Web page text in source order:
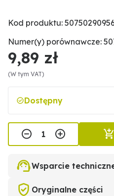
Kod produktu:
Numer(y) porównawcze:
9,89 zł
(W tym VAT)
Dostępny
Wsparcie
Oryginalne części